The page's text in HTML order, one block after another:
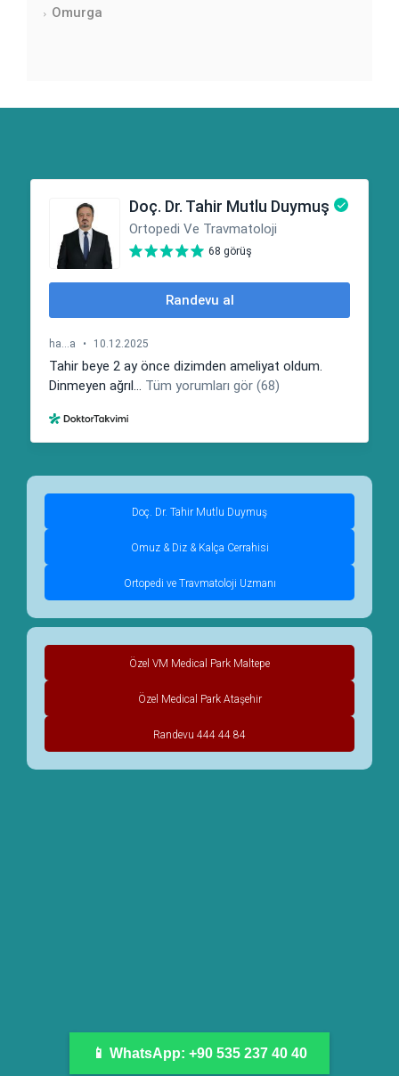
Omurga
Doç. Dr. Tahir Mutlu Duymuş
Omuz & Diz & Kalça Cerrahisi
Ortopedi ve Travmatoloji Uzmanı
Özel VM Medical Park Maltepe
Özel Medical Park Ataşehir
Randevu 444 44 84
📱 WhatsApp: +90 535 237 40 40